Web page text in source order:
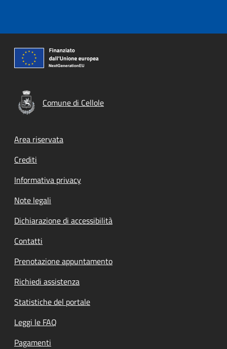
Comune di Cellole
Footer menu
Area riservata
Crediti
Informativa privacy
Note legali
Dichiarazione di accessibilità
Contatti
Prenotazione appuntamento
Richiedi assistenza
Statistiche del portale
Leggi le FAQ
Pagamenti